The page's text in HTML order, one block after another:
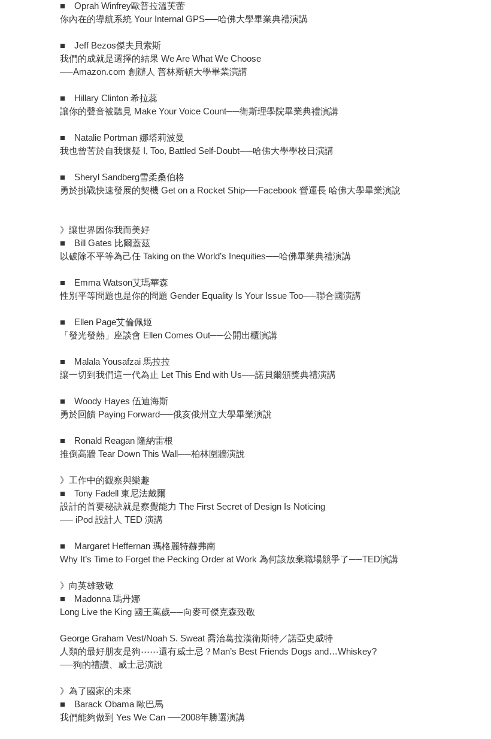
■ Oprah Winfrey歐普拉溫芙蕾
你內在的導航系統 Your Internal GPS──哈佛大學畢業典禮演講
■ Jeff Bezos傑夫貝索斯
我們的成就是選擇的結果 We Are What We Choose
──Amazon.com 創辦人 普林斯頓大學畢業演講
■ Hillary Clinton 希拉蕊
讓你的聲音被聽見 Make Your Voice Count──衛斯理學院畢業典禮演講
■ Natalie Portman 娜塔莉波曼
我也曾苦於自我懷疑 I, Too, Battled Self-Doubt──哈佛大學學校日演講
■ Sheryl Sandberg雪柔桑伯格
勇於挑戰快速發展的契機 Get on a Rocket Ship──Facebook 營運長 哈佛大學畢業演說
》讓世界因你我而美好
■ Bill Gates 比爾蓋茲
以破除不平等為己任 Taking on the World’s Inequities──哈佛畢業典禮演講
■ Emma Watson艾瑪華森
性別平等問題也是你的問題 Gender Equality Is Your Issue Too──聯合國演講
■ Ellen Page艾倫佩姬
「發光發熱」座談會 Ellen Comes Out──公開出櫃演講
■ Malala Yousafzai 馬拉拉
讓一切到我們這一代為止 Let This End with Us──諾貝爾頒獎典禮演講
■ Woody Hayes 伍迪海斯
勇於回饋 Paying Forward──俄亥俄州立大學畢業演說
■ Ronald Reagan 隆納雷根
推倒高牆 Tear Down This Wall──柏林圍牆演說
》工作中的觀察與樂趣
■ Tony Fadell 東尼法戴爾
設計的首要秘訣就是察覺能力 The First Secret of Design Is Noticing
── iPod 設計人 TED 演講
■ Margaret Heffernan 瑪格麗特赫弗南
Why It’s Time to Forget the Pecking Order at Work 為何該放棄職場競爭了──TED演講
》向英雄致敬
■ Madonna 瑪丹娜
Long Live the King 國王萬歲──向麥可傑克森致敬
George Graham Vest/Noah S. Sweat 喬治葛拉漢衛斯特／諾亞史威特
人類的最好朋友是狗⋯⋯還有威士忌？Man’s Best Friends Dogs and…Whiskey?
──狗的禮讚、威士忌演說
》為了國家的未來
■ Barack Obama 歐巴馬
我們能夠做到 Yes We Can ──2008年勝選演講